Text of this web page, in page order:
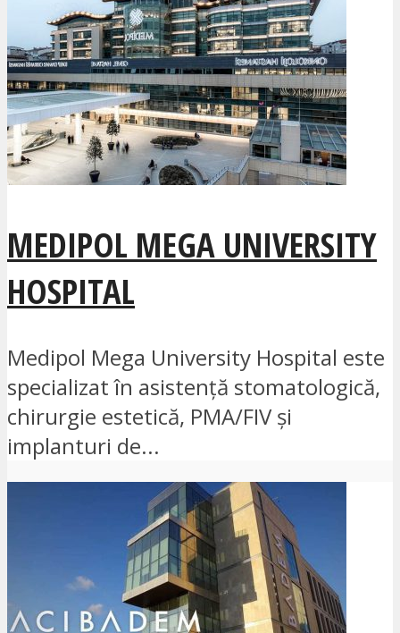
MEDIPOL MEGA UNIVERSITY
HOSPITAL
Medipol Mega University Hospital este
specializat în asistență stomatologică,
chirurgie estetică, PMA/FIV și
implanturi de...